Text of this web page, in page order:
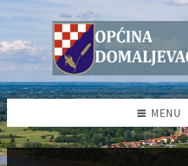
Skip
to
Skip
to
sidebar
Skip
to
sidebar
Skip
to
MENU